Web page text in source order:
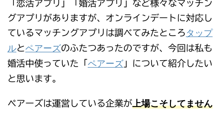
「恋活アプリ」「婚活アプリ」など様々なマッチン
グアプリがありますが、オンラインデートに対応し
ているマッチングアプリは調べてみたところ タップ
ルとペアーズのふたつあったのですが、今回は私も
婚活中使っていた「 ペアーズ 」について紹介したい
と思います。
ペアーズは運営している企業が上場こそしてません